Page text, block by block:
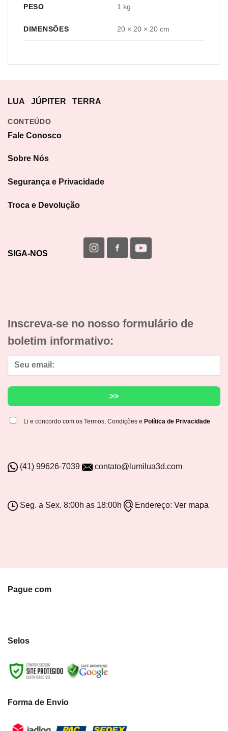
PESO 1 kg
DIMENSÕES 20 × 20 × 20 cm
LUA JÚPITER TERRA
CONTEÚDO
Fale Conosco
Sobre Nós
Segurança e Privacidade
Troca e Devolução
SIGA-NOS
Inscreva-se no nosso formulário de
boletim informativo:
Li e concordo com os Termos, Condições e Política de Privacidade
(41) 99626-7039 contato@lumilua3d.com
Seg. a Sex. 8:00h as 18:00h Endereço: Ver mapa
Pague com
Selos
Forma de Envio